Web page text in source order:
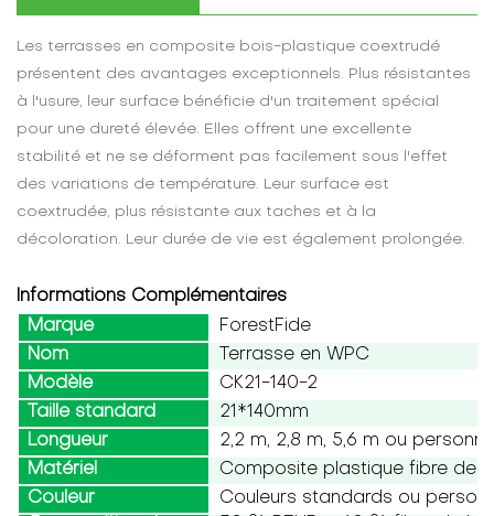
Les terrasses en composite bois-plastique coextrudé
présentent des avantages exceptionnels. Plus résistantes
à l'usure, leur surface bénéficie d'un traitement spécial
pour une dureté élevée. Elles offrent une excellente
stabilité et ne se déforment pas facilement sous l'effet
des variations de température. Leur surface est
coextrudée, plus résistante aux taches et à la
décoloration. Leur durée de vie est également prolongée.
Informations Complémentaires
Marque
ForestFide
Nom
Terrasse en WPC
Modèle
CK21-140-2
Taille standard
21*140mm
Longueur
2,2 m, 2,8 m, 5,6 m ou
Matériel
Composite plastique fibre de
Couleur
Couleurs standards ou